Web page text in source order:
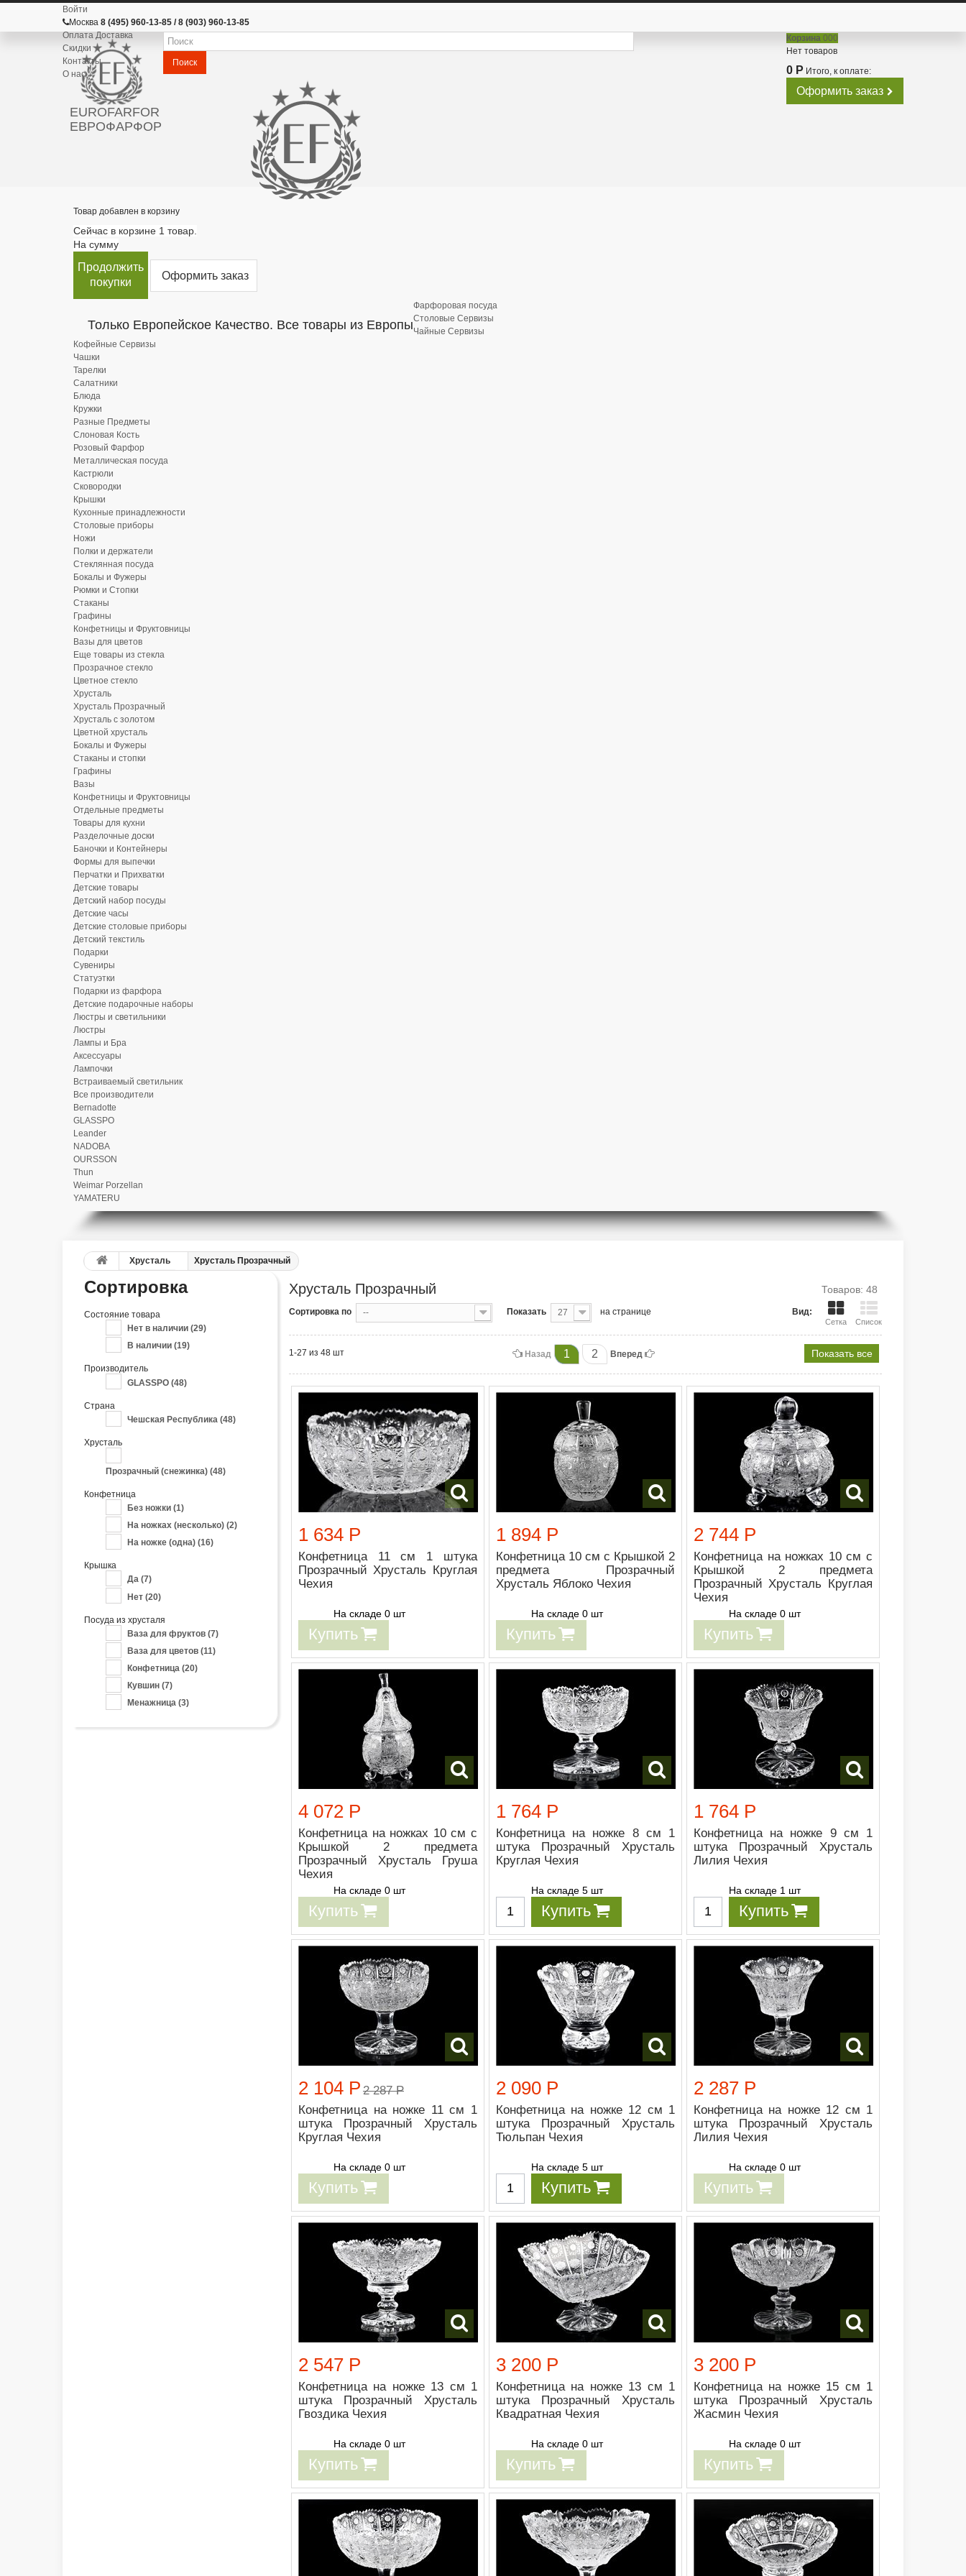
Войти
Москва 8 (495) 960-13-85 / 8 (903) 960-13-85
Оплата Доставка
Скидки
Контакты
О нас
EUROFARFOR
ЕВРОФАРФОР
Поиск
Корзина 000
Нет товаров
0 Р Итого, к оплате:
Оформить заказ
Товар добавлен в корзину
Сейчас в корзине 1 товар.
На сумму
Продолжить
покупки
Оформить заказ
Только Европейское Качество. Все товары из Европы
Фарфоровая посуда
Столовые Сервизы
Чайные Сервизы
Кофейные Сервизы
Чашки
Тарелки
Салатники
Блюда
Кружки
Разные Предметы
Слоновая Кость
Розовый Фарфор
Металлическая посуда
Кастрюли
Сковородки
Крышки
Кухонные принадлежности
Столовые приборы
Ножи
Полки и держатели
Стеклянная посуда
Бокалы и Фужеры
Рюмки и Стопки
Стаканы
Графины
Конфетницы и Фруктовницы
Вазы для цветов
Еще товары из стекла
Прозрачное стекло
Цветное стекло
Хрусталь
Хрусталь Прозрачный
Хрусталь с золотом
Цветной хрусталь
Бокалы и Фужеры
Стаканы и стопки
Графины
Вазы
Конфетницы и Фруктовницы
Отдельные предметы
Товары для кухни
Разделочные доски
Баночки и Контейнеры
Формы для выпечки
Перчатки и Прихватки
Детские товары
Детский набор посуды
Детские часы
Детские столовые приборы
Детский текстиль
Подарки
Сувениры
Статуэтки
Подарки из фарфора
Детские подарочные наборы
Люстры и светильники
Люстры
Лампы и Бра
Аксессуары
Лампочки
Встраиваемый светильник
Все производители
Bernadotte
GLASSPO
Leander
NADOBA
OURSSON
Thun
Weimar Porzellan
YAMATERU
Хрусталь Хрусталь Прозрачный
Сортировка
Состояние товара
Нет в наличии (29)
В наличии (19)
Производитель
GLASSPO (48)
Страна
Чешская Республика (48)
Хрусталь
Прозрачный (снежинка) (48)
Конфетница
Без ножки (1)
На ножках (несколько) (2)
На ножке (одна) (16)
Крышка
Да (7)
Нет (20)
Посуда из хрусталя
Ваза для фруктов (7)
Ваза для цветов (11)
Конфетница (20)
Кувшин (7)
Менажница (3)
Хрусталь Прозрачный Товаров: 48
Вид:
Сетка Список
Сортировка по -- Показать 27 на странице
Показать все
Назад 1 2 Вперед
1-27 из 48 шт
1 634 Р
Конфетница 11 см 1 штука
Прозрачный Хрусталь Круглая
Чехия
На складе 0 шт
Купить
1 894 Р
Конфетница 10 см с Крышкой 2
предмета Прозрачный
Хрусталь Яблоко Чехия
На складе 0 шт
Купить
2 744 Р
Конфетница на ножках 10 см с
Крышкой 2 предмета
Прозрачный Хрусталь Круглая
Чехия
На складе 0 шт
Купить
4 072 Р
Конфетница на ножках 10 см с
Крышкой 2 предмета
Прозрачный Хрусталь Груша
Чехия
На складе 0 шт
Купить
1 764 Р
Конфетница на ножке 8 см 1
штука Прозрачный Хрусталь
Круглая Чехия
На складе 5 шт
Купить
1 764 Р
Конфетница на ножке 9 см 1
штука Прозрачный Хрусталь
Лилия Чехия
На складе 1 шт
Купить
2 104 Р 2 287 Р
Конфетница на ножке 11 см 1
штука Прозрачный Хрусталь
Круглая Чехия
На складе 0 шт
Купить
2 090 Р
Конфетница на ножке 12 см 1
штука Прозрачный Хрусталь
Тюльпан Чехия
На складе 5 шт
Купить
2 287 Р
Конфетница на ножке 12 см 1
штука Прозрачный Хрусталь
Лилия Чехия
На складе 0 шт
Купить
2 547 Р
Конфетница на ножке 13 см 1
штука Прозрачный Хрусталь
Гвоздика Чехия
На складе 0 шт
Купить
3 200 Р
Конфетница на ножке 13 см 1
штука Прозрачный Хрусталь
Квадратная Чехия
На складе 0 шт
Купить
3 200 Р
Конфетница на ножке 15 см 1
штука Прозрачный Хрусталь
Жасмин Чехия
На складе 0 шт
Купить